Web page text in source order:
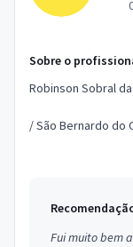
Sobre o
Robinson Sobral
/ São Bernardo
Fui muito bem